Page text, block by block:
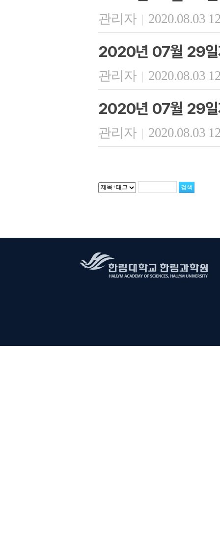
관리자 | 2020.08.03
2020년 07월 29일
관리자 | 2020.08.03
2020년 07월 29일
관리자 | 2020.08.03